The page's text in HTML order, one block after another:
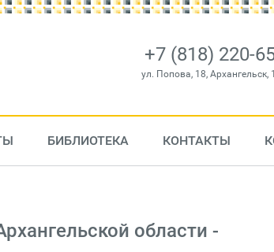
+7 (818) 220-
ул. Попова, 18, Архангельск,
БИБЛИОТЕКА КОНТАКТЫ
области -